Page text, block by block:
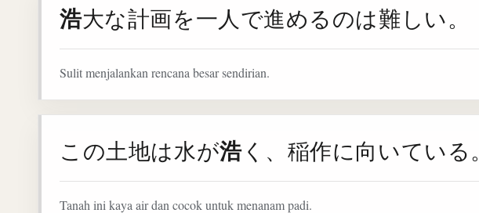
浩大な計画を一人で進めるのは難しい。
Sulit menjalankan rencana besar sendirian.
この土地は水が浩く、稲作に向いている。
Tanah ini kaya air dan cocok untuk menanam padi.